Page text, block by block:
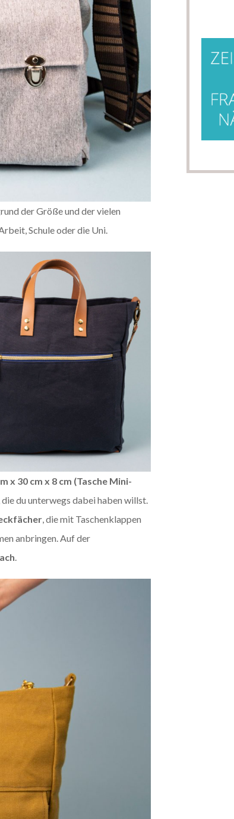
der Größe und der vielen
Schule oder die Uni.
x 30 cm x 8 cm (Tasche Mini-
du unterwegs dabei haben willst.
, die mit Taschenklappen
anbringen. Auf der